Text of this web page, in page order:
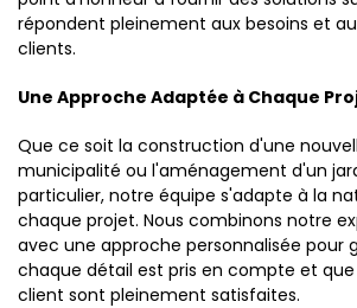
répondent pleinement aux besoins et
clients.
Une Approche Adaptée à Chaque
Que ce soit la construction d'une
municipalité ou l'aménagement d'un
particulier, notre équipe s'adapte à la
chaque projet. Nous combinons notre
avec une approche personnalisée pour
chaque détail est pris en compte et que
client sont pleinement satisfaites.